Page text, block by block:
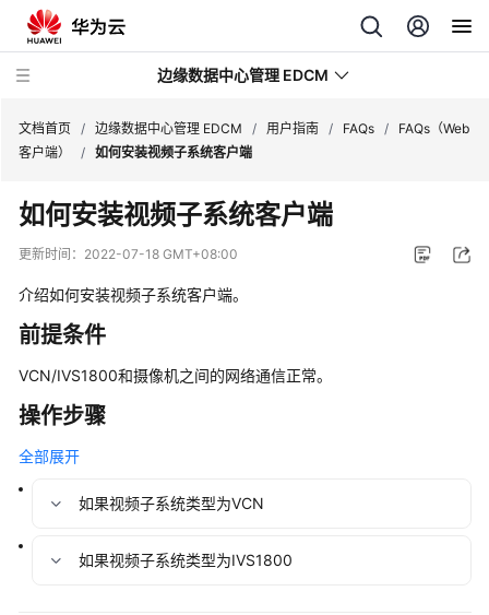
边缘数据中心管理 EDCM
产
品
介
购
买
指
户
文档首页 / 边缘数据中心管理 EDCM / 用户指南 / FAQs /
FAQs（Web
客户端）
/ 如何安装视频子系统客户端
如何安装视频子系统客户端
更新时间： 2022-07-18 GMT+08:00
介绍如何安装视频子系统客户端。
前提条件
VCN/IVS1800和摄像机之间的网络通信正常。
操作步骤
全部展开
如果视频子系统类型为VCN
如果视频子系统类型为IVS1800